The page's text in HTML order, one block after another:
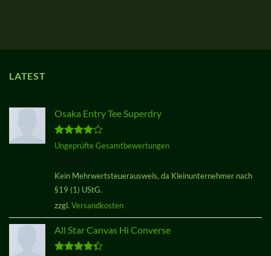
LATEST
Osaka Entry Tee Superdry
Bewertet
mit 4.00
Ungeprüfte Gesamtbewertungen
Kein Mehrwertsteuerausweis, da Kleinunternehmer nach
§19 (1) UStG.
zzgl. Versandkosten
All Star Canvas Hi Converse